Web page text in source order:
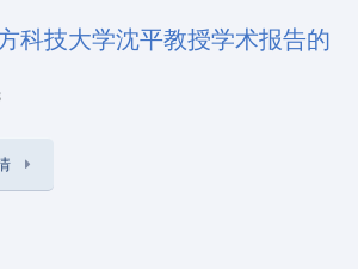
科技大学沈平教授学术报告的